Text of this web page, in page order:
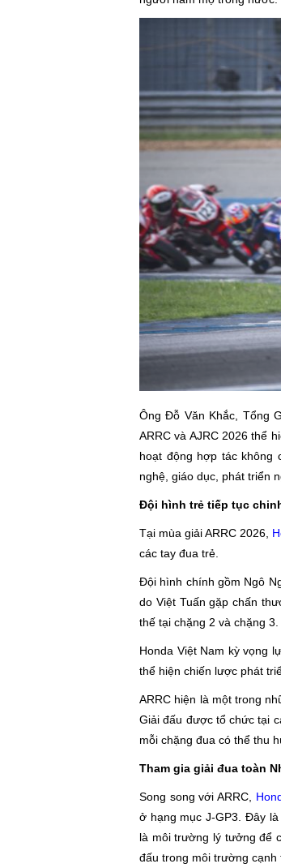
Ông Đỗ Văn Khắc, Tổng
ARRC và AJRC 2026 thể
hoạt động hợp tác không
nghệ, giáo dục, phát triển
Đội hình trẻ tiếp tục
Tại mùa giải ARRC 2026,
các tay đua trẻ.
Đội hình chính gồm Ngô
do Việt Tuấn gặp chấn
thế tại chặng 2 và chặng 3.
Honda Việt Nam kỳ vọng
thể hiện chiến lược phát
ARRC hiện là một trong
Giải đấu được tổ chức tại
mỗi chặng đua có thể thu
Tham gia giải đua toàn
Song song với ARRC,
ở hạng mục J-GP3. Đây
là môi trường lý tưởng để
đấu trong môi trường cạnh